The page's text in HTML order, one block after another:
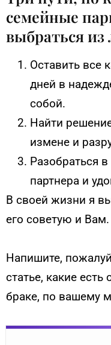
семейные
выбраться
Оставить все
дней в
собой.
Найти
измене и
Разобраться
партнера и
В своей жизни я
его советую и Вам.
Напишите,
статье, какие
браке, по вашему